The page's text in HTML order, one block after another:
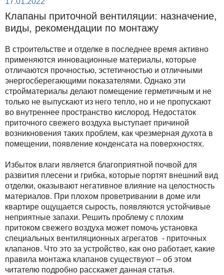
Клапаны приточной вентиляции: назначение,
виды, рекомендации по монтажу
В строительстве и отделке в последнее время активно
применяются инновационные материалы, которые
отличаются прочностью, эстетичностью и отличными
энергосберегающими показателями. Однако эти
стройматериалы делают помещение герметичным и не
только не выпускают из него тепло, но и не пропускают
во внутреннее пространство кислород. Недостаток
приточного свежего воздуха выступает причиной
возникновения таких проблем, как чрезмерная духота в
помещении, появление конденсата на поверхностях.
Избыток влаги является благоприятной почвой для
развития плесени и грибка, которые портят внешний вид
отделки, оказывают негативное влияние на целостность
материалов. При плохом проветривании в доме или
квартире ощущается сырость, появляются устойчивые
неприятные запахи. Решить проблему с плохим
притоком свежего воздуха может помочь установка
специальных вентиляционных агрегатов - приточных
клапанов. Что это за устройство, как оно работает, какие
правила монтажа клапанов существуют – об этом
читателю подробно расскажет данная статья.